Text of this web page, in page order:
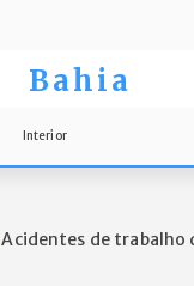
Bahia
Interior
Acidentes de trabalho